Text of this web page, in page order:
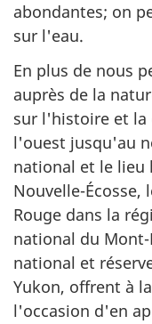
abondantes; on
sur l'eau.
En plus de nous
auprès de la
sur l'histoire et la
l'ouest jusqu'au
national et le lieu
Nouvelle-Écosse,
Rouge dans la
national du
national et
Yukon, offrent à
l'occasion d'en